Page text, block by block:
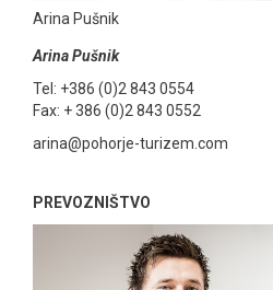
Arina Pušnik
Arina Pušnik
Tel: +386 (0)2 843 0554
Fax: + 386 (0)2 843 0552
arina@pohorje-turizem.com
PREVOZNIŠTVO